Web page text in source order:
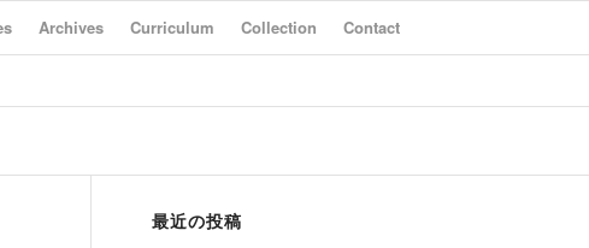
Archives Curriculum Collection Contact
最近の投稿